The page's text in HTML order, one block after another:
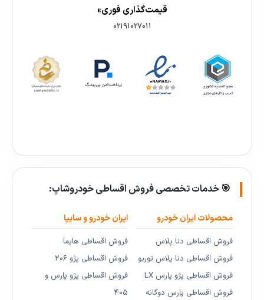
قیمت‌گذاری فوری»
02191027011
🎯 خدمات تخصصی فروش اقساطی خودروشاپ:
محصولات ایران خودرو
فروش اقساطی دنا پلاس
فروش اقساطی دنا پلاس توربو
فروش اقساطی پژو پارس LX
فروش اقساطی پارس دوگانه
ایران خودرو و سایپا
فروش اقساطی هایما
فروش اقساطی پژو ۲۰۶
فروش اقساطی پژو پارس و
۴۰۵